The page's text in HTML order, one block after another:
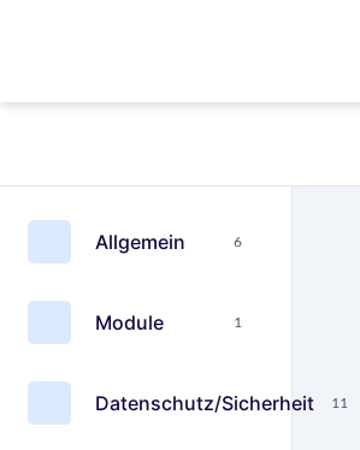
Allgemein 6
Module 1
Datenschutz/Sicherheit 11